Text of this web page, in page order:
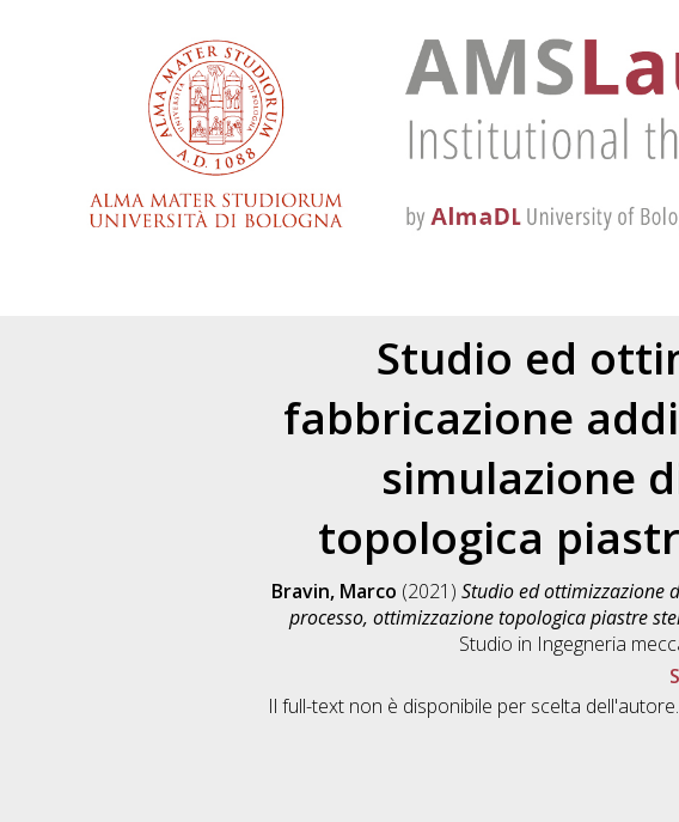
Studio ed
fabbricazione
simulazione
topologica
Bravin, Marco (2021) Studio ed ottimizzazione
processo, ottimizzazione topologica piastre
Studio in Ingegneria
Il full-text non è disponibile per scelta